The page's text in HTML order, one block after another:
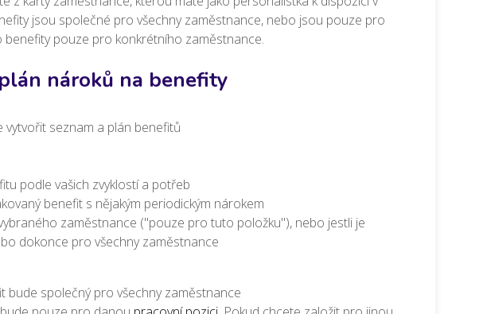
jsou společné pro všechny zaměstnance, nebo jsou pouze pro
pouze pro konkrétního zaměstnance.
nároků na benefity
seznam a plán benefitů
podle vašich zvyklostí a potřeb
benefit s nějakým periodickým nárokem
zaměstnance ("pouze pro tuto položku"), nebo jestli je
dokonce pro všechny zaměstnance
bude společný pro všechny zaměstnance